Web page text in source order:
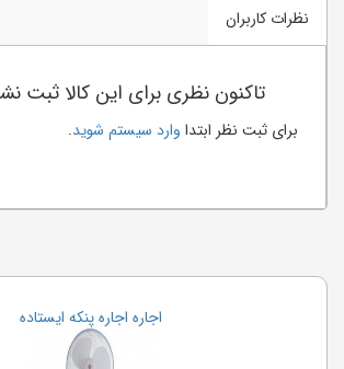
نظرات کاربران
تاکنون نظری برای این کالا ثبت
برای ثبت نظر ابتدا وارد سیستم شوید.
اجاره اجاره پنکه ایستاده